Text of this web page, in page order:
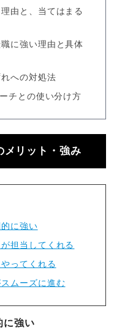
由と、当てはまる
に強い理由と具体
への対処法
チとの使い分け方
メリット・強み
に強い
担当してくれる
ってくれる
ムーズに進む
に強い